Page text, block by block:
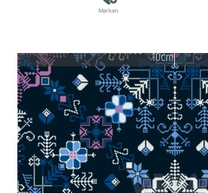
Merken
10cm